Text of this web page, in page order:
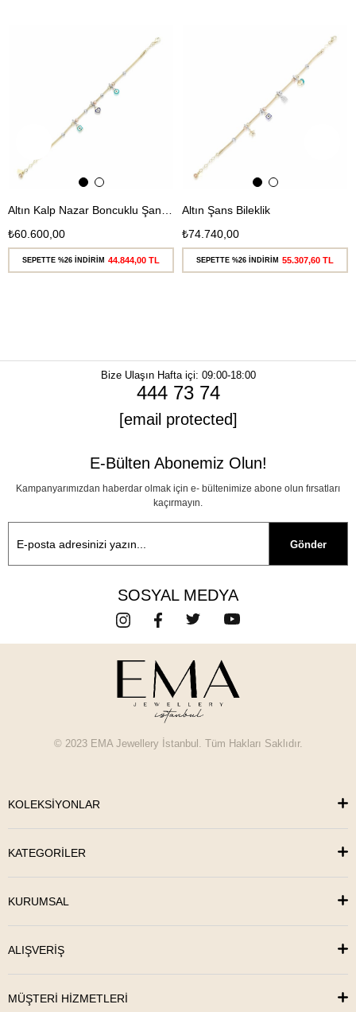
Altın Kalp Nazar Boncuklu Şans Bileklik
₺60.600,00
Ücretsiz
Kargo
SEPETTE %26 İNDİRİM 44.844,00 TL
Altın Şans Bileklik
₺74.740,00
Ücretsiz
Kargo
SEPETTE %26 İNDİRİM 55.307,60 TL
Bize Ulaşın
444 73 74
[email protected]
Hafta içi: 09:00-18:00
E-Bülten Abonemiz Olun!
Kampanyarımızdan haberdar olmak için e- bültenimize abone olun fırsatları
kaçırmayın.
Gönder
SOSYAL MEDYA
© 2023 EMA Jewellery İstanbul. Tüm Hakları Saklıdır.
KOLEKSİYONLAR
KATEGORİLER
KURUMSAL
ALIŞVERİŞ
MÜŞTERİ HİZMETLERİ